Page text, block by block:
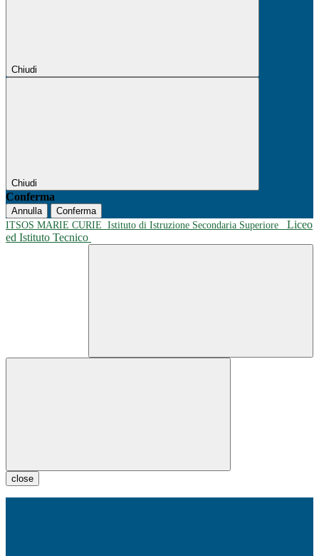
Chiudi
Chiudi
Conferma
Annulla
Conferma
ITSOS MARIE CURIE Istituto di Istruzione Secondaria Superiore
Liceo
ed Istituto Tecnico
close